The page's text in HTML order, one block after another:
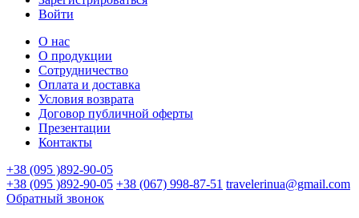
Войти
О нас
О продукции
Сотрудничество
Оплата и доставка
Условия возврата
Договор публичной оферты
Презентации
Контакты
+38 (095 )892-90-05
+38 (095 )892-90-05 +38 (067) 998-87-51 travelerinua@gmail.com
Обратный звонок